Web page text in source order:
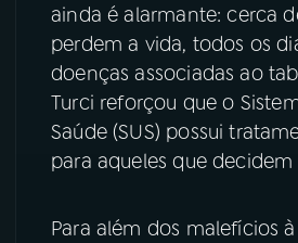
ainda é alarmante: cerca
perdem a vida, todos os
doenças associadas ao
Turci reforçou que o
Saúde (SUS) possui
para aqueles que
Para além dos malefícios